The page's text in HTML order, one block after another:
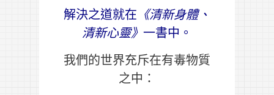
解決之道就在 《清新身體、
清新心靈》 一書中。
我們的世界充斥在有毒物質
之中：